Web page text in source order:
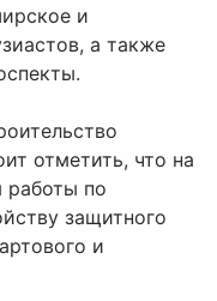
и
а также
отметить, что на
по
защитного
и